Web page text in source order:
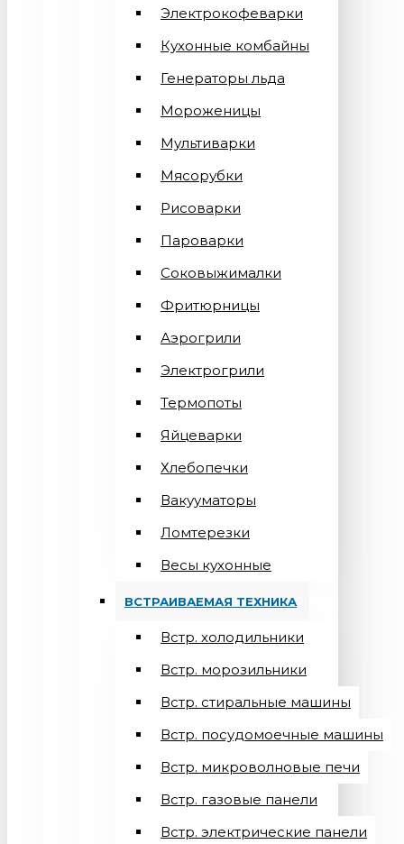
Электрокофеварки
Кухонные комбайны
Генераторы льда
Мороженицы
Мультиварки
Мясорубки
Рисоварки
Пароварки
Соковыжималки
Фритюрницы
Аэрогрили
Электрогрили
Термопоты
Яйцеварки
Хлебопечки
Вакууматоры
Ломтерезки
Весы кухонные
ВСТРАИВАЕМАЯ ТЕХНИКА
Встр. холодильники
Встр. морозильники
Встр. стиральные машины
Встр. посудомоечные машины
Встр. микроволновые печи
Встр. газовые панели
Встр. электрические панели